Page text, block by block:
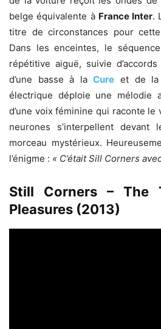
belge équivalente à France Inter.
titre de circonstances pour
Dans les enceintes, le
répétitive aiguë, suivie
d’une basse à laCure et de la
électrique déploie une mélodie
d’une voix féminine qui raconte
neurones s’interpellent
morceau mystérieux.
l’énigme : « C’était Sill Corners
Still Corners – The
Pleasures (2013)